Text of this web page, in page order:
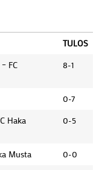
TULOS
FC
8-1
0-7
Haka
0-5
Musta
0-0